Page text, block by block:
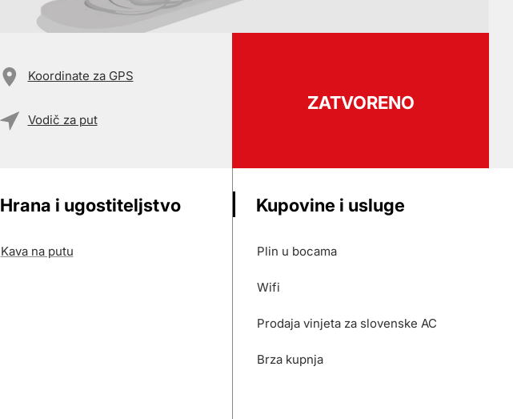
ZATVORENO
Koordinate za GPS
Vodič za put
Hrana i ugostiteljstvo
Kava na putu
Kupovine i usluge
Plin u bocama
Wifi
Prodaja vinjeta za slovenske AC
Brza kupnja